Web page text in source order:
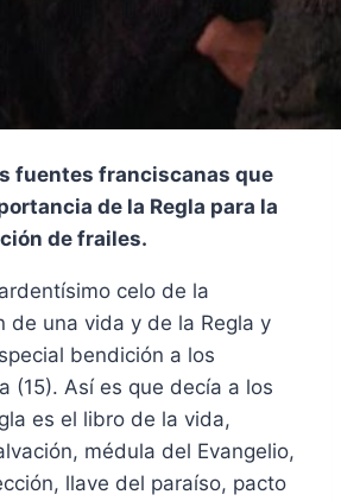
fuentes franciscanas que
de la Regla para la
de frailes.
celo de la
de una vida y de la Regla y
bendición a los
(15). Así es que decía a los
es el libro de la vida,
médula del Evangelio,
llave del paraíso, pacto